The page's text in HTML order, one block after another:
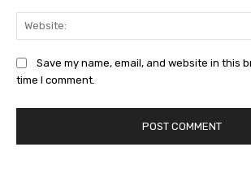
Save my name, email, and website in this
time I comment.